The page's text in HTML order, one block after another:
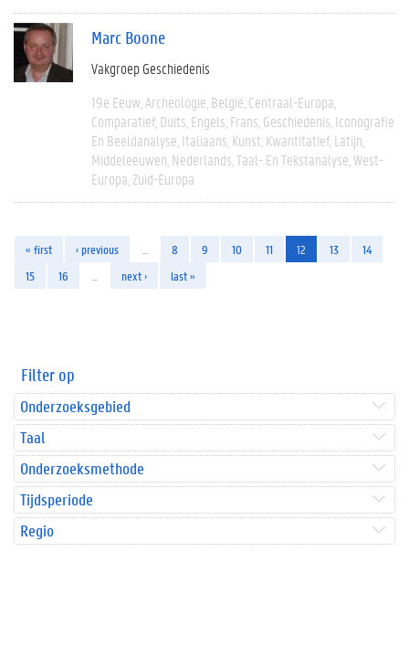
Marc Boone
Vakgroep Geschiedenis
19e Eeuw Archeologie België Centraal-Europa
Comparatief Duits Engels Frans Geschiedenis Iconografie
En Beeldanalyse Italiaans Kunst Kwantitatief Latijn
Middeleeuwen Nederlands Taal- En Tekstanalyse West-
Europa Zuid-Europa
« first ‹ previous 8 9 10 11 12 13
14
15
16 next › last »
Filter op
Onderzoeksgebied
Taal
Onderzoeksmethode
Tijdsperiode
Regio